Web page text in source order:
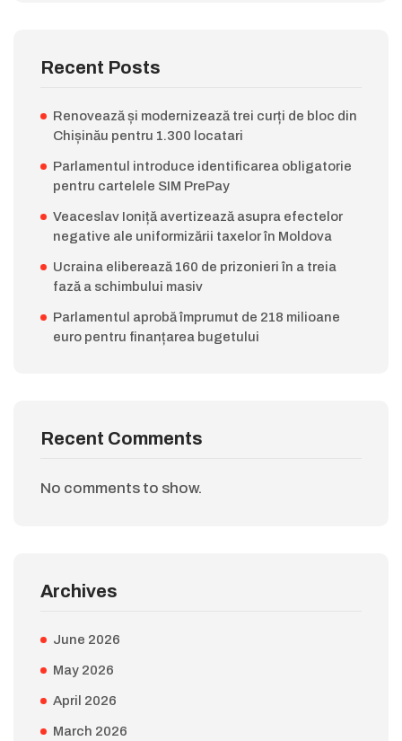
Recent Posts
Renovează și modernizează trei curți de bloc din
Chișinău pentru 1.300 locatari
Parlamentul introduce identificarea obligatorie
pentru cartelele SIM PrePay
Veaceslav Ioniță avertizează asupra efectelor
negative ale uniformizării taxelor în Moldova
Ucraina eliberează 160 de prizonieri în a treia
fază a schimbului masiv
Parlamentul aprobă împrumut de 218 milioane
euro pentru finanțarea bugetului
Recent Comments
No comments to show.
Archives
June 2026
May 2026
April 2026
March 2026